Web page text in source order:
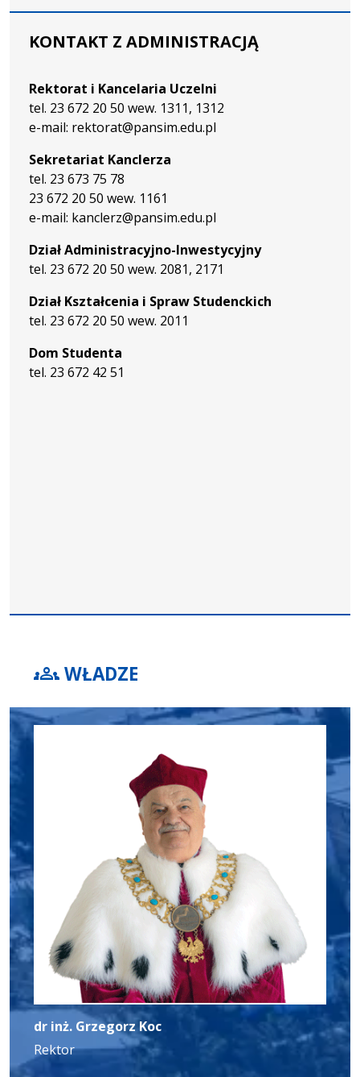
KONTAKT Z ADMINISTRACJĄ
Rektorat i Kancelaria Uczelni
tel. 23 672 20 50 wew. 1311, 1312
e-mail: rektorat@pansim.edu.pl
Sekretariat Kanclerza
tel. 23 673 75 78
23 672 20 50 wew. 1161
e-mail: kanclerz@pansim.edu.pl
Dział Administracyjno-Inwestycyjny
tel. 23 672 20 50 wew. 2081, 2171
Dział Kształcenia i Spraw Studenckich
tel. 23 672 20 50 wew. 2011
Dom Studenta
tel. 23 672 42 51
groupsWŁADZE
dr inż. Grzegorz Koc
Rektor